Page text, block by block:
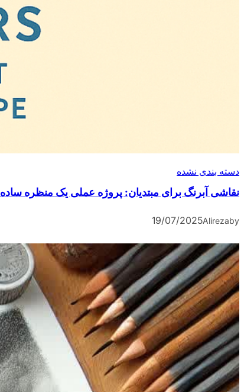
دسته بندی نشده
نقاشی آبرنگ برای مبتدیان: پروژه عملی یک منظره ساده
by
Alireza
19/07/2025